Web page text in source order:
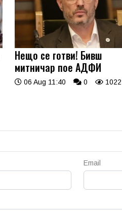
Нещо се готви! Бивш
митничар пое АДФИ
06 Aug 11:40 0 1022
Email